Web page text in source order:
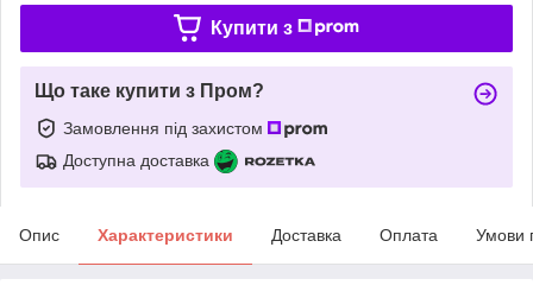
Купити з
Що таке купити з Пром?
Замовлення під захистом
Доступна доставка
Опис Характеристики Доставка Оплата Умови